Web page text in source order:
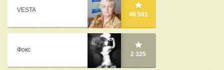
VESTA
46 591
Фокс
2 325